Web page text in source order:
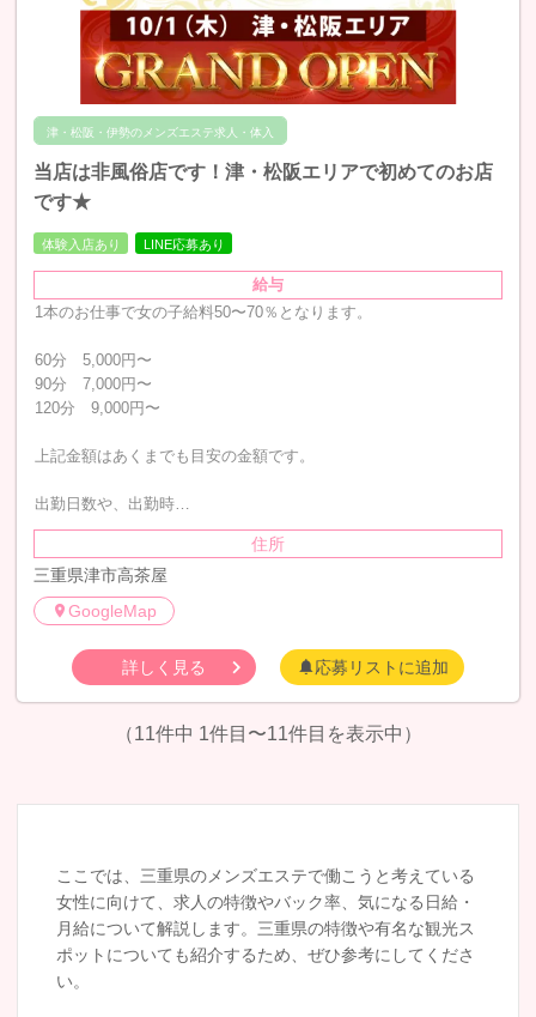
津・松阪・伊勢のメンズエステ求人・体入
当店は非風俗店です！津・松阪エリアで初めてのお店
です★
体験入店あり LINE応募あり
給与
1本のお仕事で女の子給料50〜70％となります。
60分 5,000円〜
90分 7,000円〜
120分 9,000円〜
上記金額はあくまでも目安の金額です。
出勤日数や、出勤時…
住所
三重県津市高茶屋
GoogleMap
詳しく見る 応募リストに追加
（11件中 1件目〜11件目を表示中）
ここでは、三重県のメンズエステで働こうと考えている
女性に向けて、求人の特徴やバック率、気になる日給・
月給について解説します。三重県の特徴や有名な観光ス
ポットについても紹介するため、ぜひ参考にしてくださ
い。